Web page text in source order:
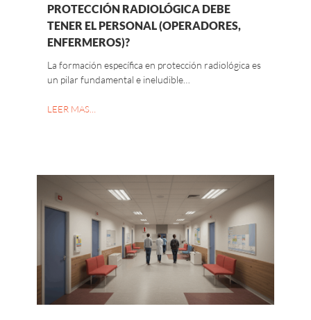
PROTECCIÓN RADIOLÓGICA DEBE
TENER EL PERSONAL (OPERADORES,
ENFERMEROS)?
La formación específica en protección radiológica es
un pilar fundamental e ineludible…
LEER MAS…